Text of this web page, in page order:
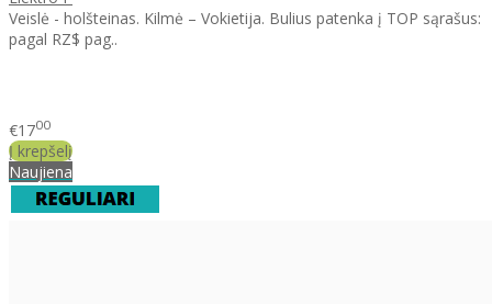
Veislė - holšteinas. Kilmė – Vokietija. Bulius patenka į TOP sąrašus:
pagal RZ$ pag..
€1700
Į krepšelį
Naujiena